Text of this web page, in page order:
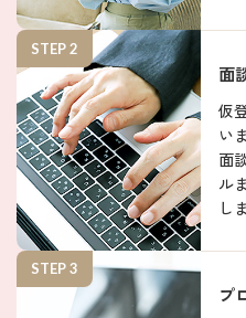
STEP 2
面
仮
い
面
ル
し
STEP 3
プ